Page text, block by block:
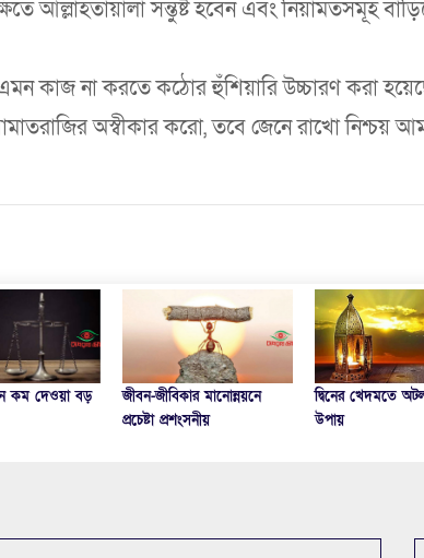
আল্লাহতায়ালা সন্তুষ্ট হবেন এবং নিয়ামতসমূহ
কাজ না করতে কঠোর হুঁশিয়ারি উচ্চারণ করা
অস্বীকার করো, তবে জেনে রাখো নিশ্চয়
মানোন্নয়নে
দ্বিনের খেদমতে অটল থাকার
উপায়
সোম-বৃহস্পতিবার
ফজিলত